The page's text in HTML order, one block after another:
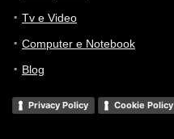
Tv e Video
Computer e Notebook
Blog
Privacy Policy Cookie Policy